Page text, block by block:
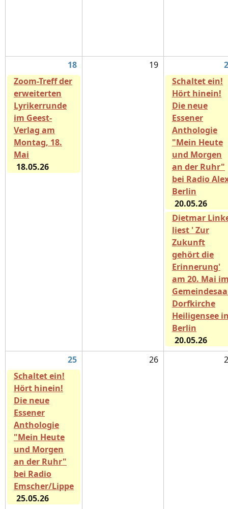
18 19
Zoom-Treff der
erweiterten
Lyrikerrunde
im Geest-
Verlag am
Montag, 18.
Mai
18.05.26
Schaltet ein!
Hört hinein!
Die neue
Essener
Anthologie
"Mein Heute
und Morgen
an der Ruhr"
bei Radio
Berlin
20.05.26
Dietmar
liest ' Zur
Zukunft
gehört die
Erinnerung'
am 20. Mai
Dorfkirche
Heiligensee
Berlin
20.05.26
25
26
Schaltet ein!
Hört hinein!
Die neue
Essener
Anthologie
"Mein Heute
und Morgen
an der Ruhr"
bei Radio
Emscher/Lippe
25.05.26